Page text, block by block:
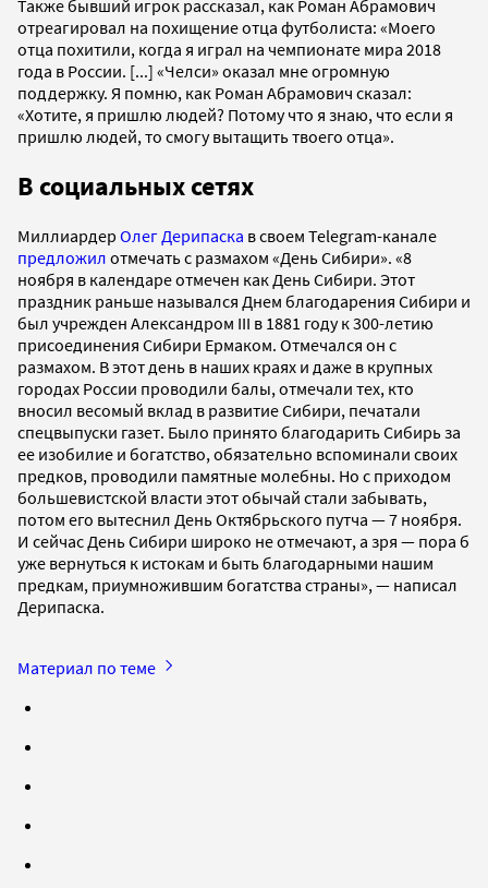
Также бывший игрок рассказал, как Роман Абрамович
отреагировал на похищение отца футболиста: «Моего
отца похитили, когда я играл на чемпионате мира 2018
года в России. [...] «Челси» оказал мне огромную
поддержку. Я помню, как Роман Абрамович сказал:
«Хотите, я пришлю людей? Потому что я знаю, что если я
пришлю людей, то смогу вытащить твоего отца».
В социальных сетях
Миллиардер Олег Дерипаска в своем Telegram-канале
предложил отмечать с размахом «День Сибири». «8
ноября в календаре отмечен как День Сибири. Этот
праздник раньше назывался Днем благодарения Сибири и
был учрежден Александром III в 1881 году к 300-летию
присоединения Сибири Ермаком. Отмечался он с
размахом. В этот день в наших краях и даже в крупных
городах России проводили балы, отмечали тех, кто
вносил весомый вклад в развитие Сибири, печатали
спецвыпуски газет. Было принято благодарить Сибирь за
ее изобилие и богатство, обязательно вспоминали своих
предков, проводили памятные молебны. Но с приходом
большевистской власти этот обычай стали забывать,
потом его вытеснил День Октябрьского путча — 7 ноября.
И сейчас День Сибири широко не отмечают, а зря — пора б
уже вернуться к истокам и быть благодарными нашим
предкам, приумножившим богатства страны», — написал
Дерипаска.
Материал по теме